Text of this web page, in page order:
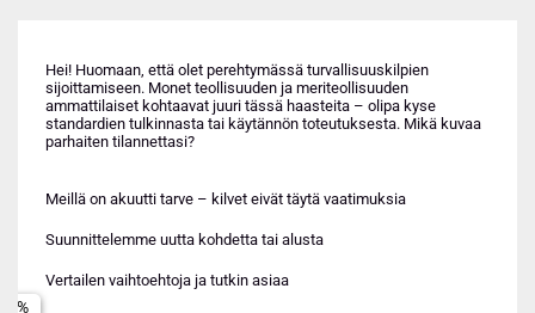
Hei! Huomaan, että olet perehtymässä turvallisuuskilpien
sijoittamiseen. Monet teollisuuden ja meriteollisuuden
ammattilaiset kohtaavat juuri tässä haasteita – olipa kyse
standardien tulkinnasta tai käytännön toteutuksesta. Mikä kuvaa
parhaiten tilannettasi?
Meillä on akuutti tarve – kilvet eivät täytä vaatimuksia
Suunnittelemme uutta kohdetta tai alusta
Vertailen vaihtoehtoja ja tutkin asiaa
Teollisuus (prosessi-, energia- tai kemianteollisuus)
Muu tai en osaa sanoa
Nimi *